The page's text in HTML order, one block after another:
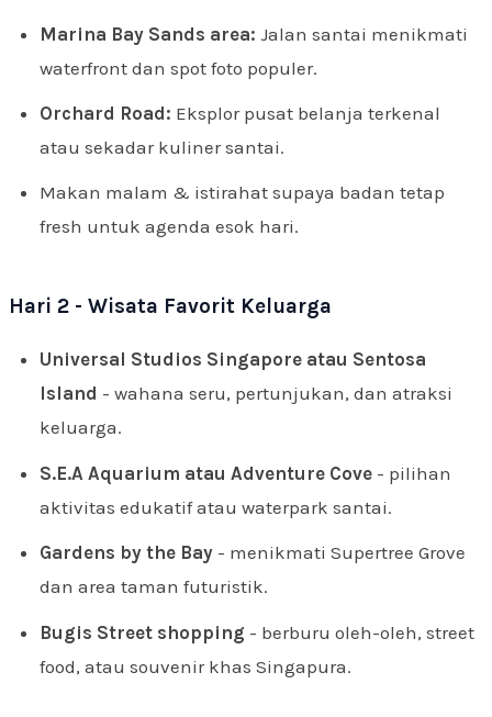
Marina Bay Sands area: Jalan santai menikmati
waterfront dan spot foto populer.
Orchard Road: Eksplor pusat belanja terkenal
atau sekadar kuliner santai.
Makan malam & istirahat supaya badan tetap
fresh untuk agenda esok hari.
Hari 2 - Wisata Favorit Keluarga
Universal Studios Singapore atau Sentosa
Island - wahana seru, pertunjukan, dan atraksi
keluarga.
S.E.A Aquarium atau Adventure Cove - pilihan
aktivitas edukatif atau waterpark santai.
Gardens by the Bay - menikmati Supertree Grove
dan area taman futuristik.
Bugis Street shopping - berburu oleh-oleh, street
food, atau souvenir khas Singapura.